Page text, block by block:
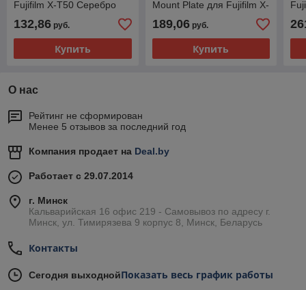
Fujifilm X-T50 Серебро
132,86 руб.
Купить
Mount Plate для Fujifilm X-
189,06руб.
Купить
О нас
Рейтинг не сформирован
Менее 5 отзывов за последний год
Компания продает на Deal.by
Работает с 29.07.2014
г. Минск
Кальварийская 16 офис 219 - Самовывоз по адресу г.
Минск, ул. Тимирязева 9 корпус 8, Минск, Беларусь
Контакты
Сегодня выходнойПоказать весь график работы